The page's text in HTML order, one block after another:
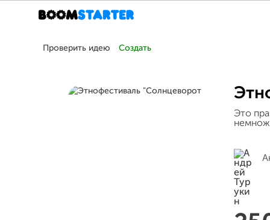
Проверить идею Создать
Это